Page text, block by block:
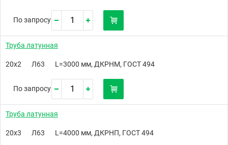
По запросу
Труба латунная
20х2 Л63 L=3000 мм, ДКРНМ, ГОСТ 494
По запросу
Труба латунная
20х3 Л63 L=4000 мм, ДКРНП, ГОСТ 494